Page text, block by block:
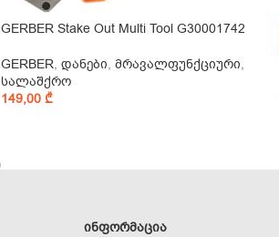
GERBER Stake Out Multi Tool G30001742
GERBER, დანები, მრავალფუნქციური,
სალაშქრო
149,00 ₾
ᲘᲜᲤᲝᲠᲛᲐᲪᲘᲐ